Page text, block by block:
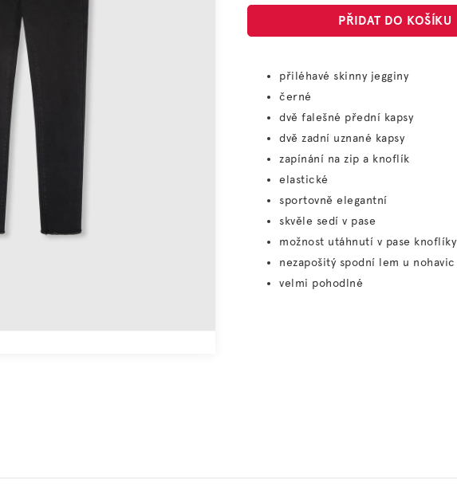
PŘIDAT DO KOŠÍKU
přiléhavé skinny jegginy
černé
dvě falešné přední kapsy
dvě zadní uznané kapsy
zapínání na zip a knoflík
elastické
sportovně elegantní
skvěle sedí v pase
možnost utáhnutí v pase knoflíky
nezapošitý spodní lem u nohavic
velmi pohodlné